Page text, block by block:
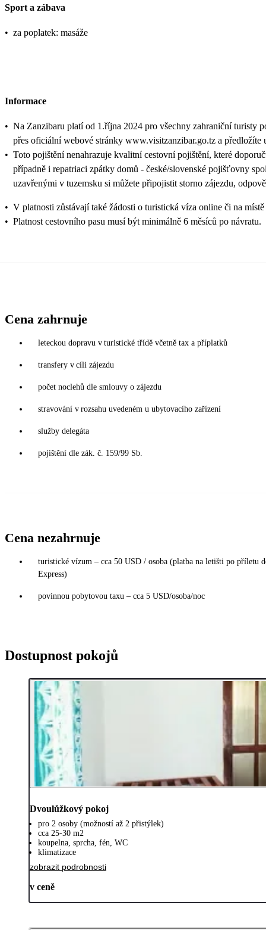
Sport a zábava
• za poplatek: masáže
Informace
• Na Zanzibaru platí od 1.října 2024 pro všechny zahraniční turisty
přes oficiální webové stránky www.visitzanzibar.go.tz a předložíte
• Toto pojištění nenahrazuje kvalitní cestovní pojištění, které
případně i repatriaci zpátky domů - české/slovenské pojišťovny
uzavřenými v tuzemsku si můžete připojistit storno zájezdu,
• V platnosti zůstávají také žádosti o turistická víza online či na
• Platnost cestovního pasu musí být minimálně 6 měsíců po návratu.
Cena zahrnuje
leteckou dopravu v turistické třídě včetně tax a příplatků
transfery v cíli zájezdu
počet noclehů dle smlouvy o zájezdu
stravování v rozsahu uvedeném u ubytovacího zařízení
služby delegáta
pojištění dle zák. č. 159/99 Sb.
Cena nezahrnuje
turistické vízum – cca 50 USD / osoba (platba na letišti po příletu
Express)
povinnou pobytovou taxu – cca 5 USD/osoba/noc
Dostupnost pokojů
Dvoulůžkový pokoj
pro 2 osoby (možností až 2 přistýlek)
cca 25-30 m2
koupelna, sprcha, fén, WC
klimatizace
zobrazit podrobnosti
v ceně